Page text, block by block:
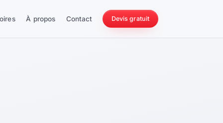
À propos Contact Devis gratuit